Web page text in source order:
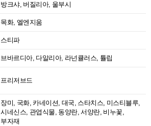
방크샤, 버질리아, 울부시
목화, 엘엔지움
스티파
브바르디아, 다알리아, 라넌큘러스, 튤립
프리저브드
장미, 국화, 카네이션, 대국, 스타치스, 미스티블루,
시네신스, 관엽식물, 동양란, 서양란, 비누꽃,
부자재